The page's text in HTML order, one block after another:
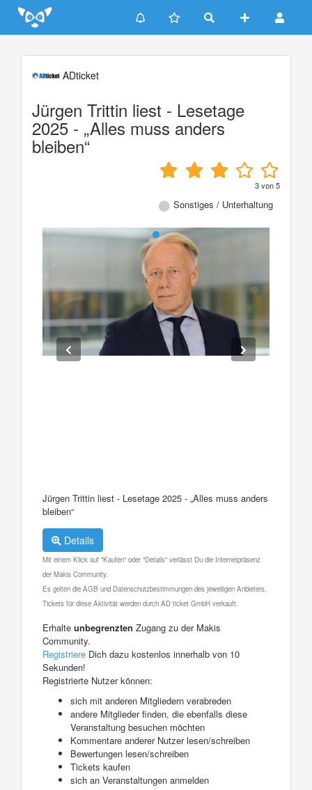
Update cookies preferences
ADticket
Jürgen Trittin liest - Lesetage
2025 - „Alles muss anders
bleiben“
3von5
Sonstiges / Unterhaltung
Jürgen Trittin liest - Lesetage 2025 - „Alles muss anders
bleiben“
Details
Mit einem Klick auf "Kaufen" oder "Details" verlässt Du die Internetpräsenz
der Makis Community.
Es gelten die AGB und Datenschutzbestimmungen des jeweiligen Anbieters.
Tickets für diese Aktivität werden durch AD ticket GmbH verkauft.
Erhalte unbegrenzten Zugang zu der Makis
Community.
Registriere Dich dazu kostenlos innerhalb von 10
Sekunden!
Registrierte Nutzer können:
sich mit anderen Mitgliedern verabreden
andere Mitglieder finden, die ebenfalls diese
Veranstaltung besuchen möchten
Kommentare anderer Nutzer lesen/schreiben
Bewertungen lesen/schreiben
Tickets kaufen
sich an Veranstaltungen anmelden